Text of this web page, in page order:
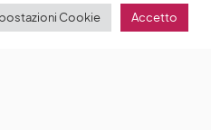
Cookie Accetto